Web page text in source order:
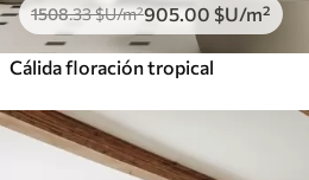
1508.33$U/m²905.00 $U/m²
Cálida floración tropical